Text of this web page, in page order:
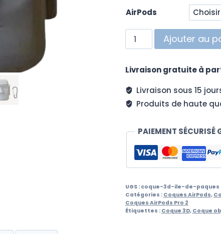
AirPods
quantité
de
AirPods
de
Pâques
Ajouter au
Livraison gratuite à
Livraison sous 15
Produits de haute
PAIEMENT SÉCURISÉ
UGS : coque-3d-ile-de-paques
Catégories : Coques AirPods,
Coques AirPods Pro 2
Étiquettes : Coque 3D, Coque